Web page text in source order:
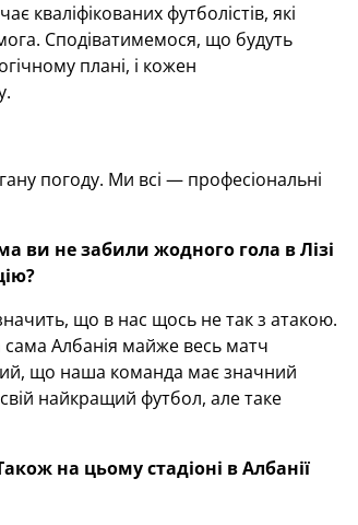
кваліфікованих футболістів, які
Сподіватимемося, що будуть
плані, і кожен
погоду. Ми всі — професіональні
ви не забили жодного гола в Лізі
?
що в нас щось не так з атакою.
Албанія майже весь матч
що наша команда має значний
найкращий футбол, але таке
на цьому стадіоні в Албанії